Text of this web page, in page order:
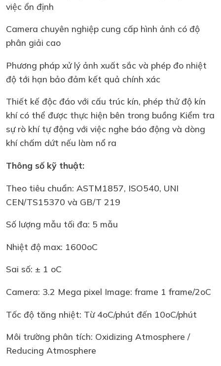
việc ổn định
Camera chuyên nghiệp cung cấp hình ảnh có độ
phân giải cao
Phương pháp xử lý ảnh xuất sắc và phép đo nhiệt
độ tới hạn bảo đảm kết quả chính xác
Thiết kế độc đáo với cấu trúc kín, phép thử độ kín
khí có thể được thực hiện bên trong buồng Kiểm tra
sự rò khí tự động với việc nghe báo động và dòng
khí chấm dứt nếu làm nổ ra
Thông số kỹ thuật:
Theo tiêu chuẩn: ASTM1857, ISO540, UNI
CEN/TS15370 và GB/T 219
Số lượng mẫu tối đa: 5 mẫu
Nhiệt độ max: 1600oC
Sai số: ± 1 oC
Camera: 3.2 Mega pixel Image: frame 1 frame/2oC
Tốc độ tăng nhiệt: Từ 4oC/phút đến 10oC/phút
Môi trường phân tích: Oxidizing Atmosphere /
Reducing Atmosphere